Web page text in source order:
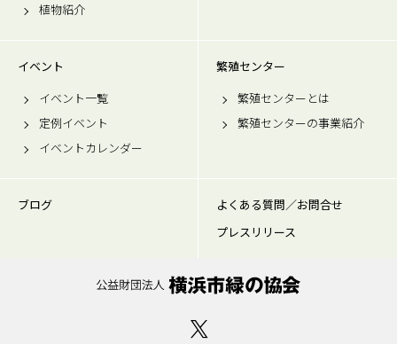
植物紹介
イベント
イベント一覧
定例イベント
イベントカレンダー
繁殖センター
繁殖センターとは
繁殖センターの事業紹介
ブログ
よくある質問／お問合せ
プレスリリース